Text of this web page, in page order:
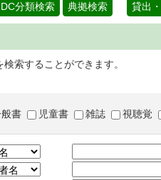
分類検索 典拠検索 貸出
索することができます。
書 児童書 雑誌 視聴覚